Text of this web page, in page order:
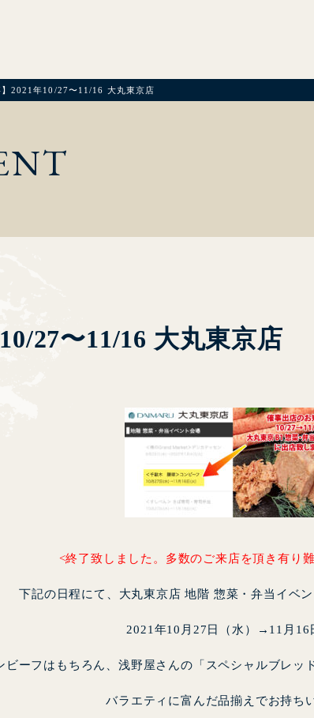
】2021年10/27〜11/16 大丸東京店
27〜11/16 大丸東京店
<終了致しました。多数のご来店を頂き有り
下記の日程にて、大丸東京店 地階 惣菜・弁当イベ
2021年10月27日（水）→11月16
ビーフはもちろん、浅野屋さんの「スペシャルブレッ
バラエティに富んだ品揃えでお持ち